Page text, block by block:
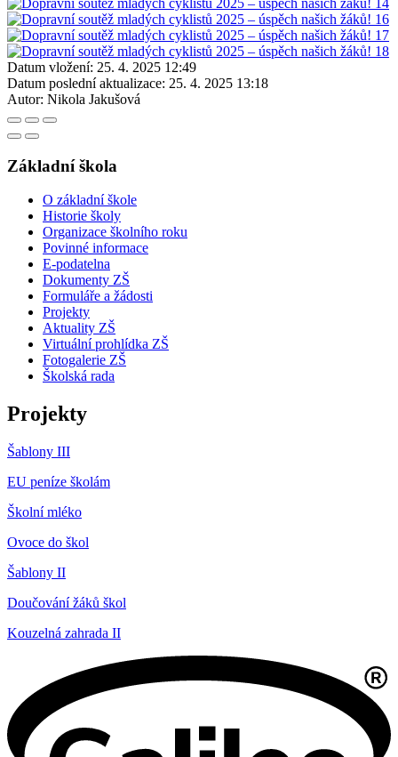
Datum vložení: 25. 4. 2025 12:49
Datum poslední aktualizace: 25. 4. 2025 13:18
Autor: Nikola Jakušová
Základní škola
O základní škole
Historie školy
Organizace školního roku
Povinné informace
E-podatelna
Dokumenty ZŠ
Formuláře a žádosti
Projekty
Aktuality ZŠ
Virtuální prohlídka ZŠ
Fotogalerie ZŠ
Školská rada
Projekty
Šablony III
EU peníze školám
Školní mléko
Ovoce do škol
Šablony II
Doučování žáků škol
Kouzelná zahrada II